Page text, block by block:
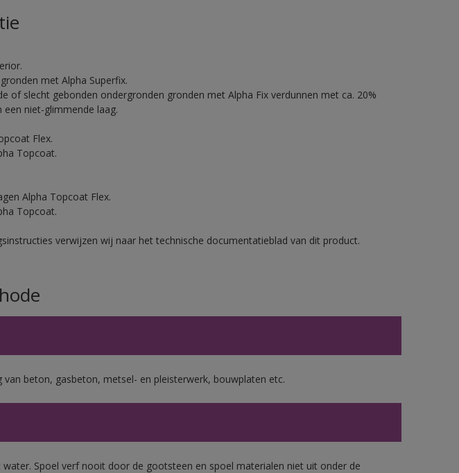
met Alpha Superfix.
of slecht gebonden ondergronden gronden met Alpha Fix verdunnen met ca. 20%
niet-glimmende laag.
Flex.
Topcoat.
Alpha Topcoat Flex.
Topcoat.
verwijzen wij naar het technische documentatieblad van dit product.
van beton, gasbeton, metsel- en pleisterwerk, bouwplaten etc.
water. Spoel verf nooit door de gootsteen en spoel materialen niet uit onder de